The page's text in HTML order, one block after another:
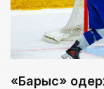
«Барыс»